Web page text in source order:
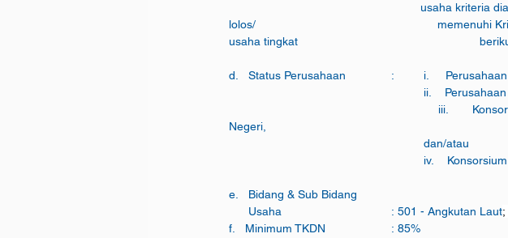
lolos/                                                        memenuhi
usaha tingkat
d.   Status Perusahaan        	:
ii.
Negeri,
						dan/atau
iv.
e.   Bidang & Sub Bidang
      Usaha		        		: 501 - Angkutan Laut
f.   Minimum TKDN        		: 85%